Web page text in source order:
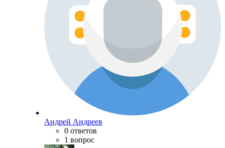
Андрей Андреев
0 ответов
1 вопрос